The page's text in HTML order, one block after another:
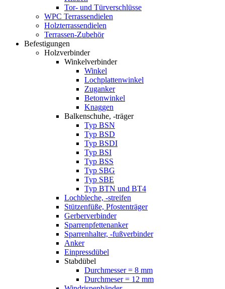
Tor- und Türverschlüsse
WPC Terrassendielen
Holzterrassendielen
Terrassen-Zubehör
Befestigungen
Holzverbinder
Winkelverbinder
Winkel
Lochplattenwinkel
Zuganker
Betonwinkel
Knaggen
Balkenschuhe, -träger
Typ BSN
Typ BSD
Typ BSDI
Typ BSI
Typ BSS
Typ SBG
Typ SBE
Typ BTN und BT4
Lochbleche, -streifen
Stützenfüße, Pfostenträger
Gerberverbinder
Sparrenpfettenanker
Sparrenhalter, -fußverbinder
Anker
Einpressdübel
Stabdübel
Durchmesser = 8 mm
Durchmeser = 12 mm